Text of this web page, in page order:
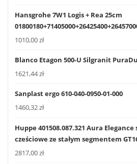
Hansgrohe 7W1 Logis + Rea 25cm
1010,00zł
Blanco Etagon 500-U Silgranit
1621,44zł
Sanplast ergo 610-040-0950-01-000
1460,32zł
Huppe 401508.087.321 Aura Elegance
cześciowe ze stałym segmentem
2817,00zł